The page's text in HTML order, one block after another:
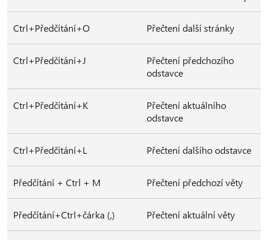
Ctrl+Předčítání+O Přečtení další stránky
Ctrl+Předčítání+J
Přečtení předchozího
odstavce
Ctrl+Předčítání+K
Přečtení aktuálního
odstavce
Ctrl+Předčítání+L Přečtení dalšího odstavce
Předčítání + Ctrl + M Přečtení předchozí věty
Předčítání+Ctrl+čárka (,) Přečtení aktuální věty